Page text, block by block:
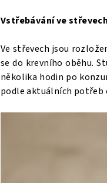
Vstřebávání ve střevech
Ve střevech jsou
se do krevního oběhu.
několika hodin po
podle aktuálních potřeb